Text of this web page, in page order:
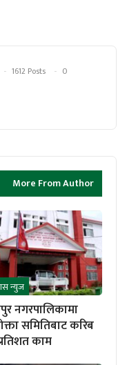
1612 Posts
0
More From Author
न्युज
नगरपालिकामा
समितिबाट करिब
काम